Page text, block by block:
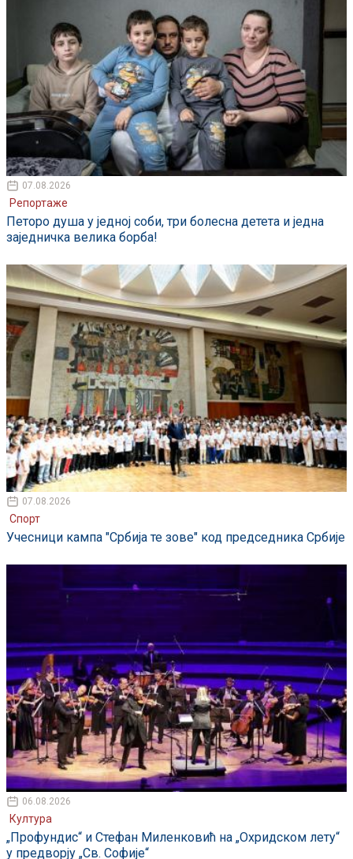
07.08.2026
Репортаже
Петоро душа у једној соби, три болесна детета и једна
заједничка велика борба!
07.08.2026
Спорт
Учесници кампа "Србија те зове" код председника Србије
06.08.2026
Култура
„Профундис“ и Стефан Миленковић на „Охридском лету“
у предворју „Св. Софије“